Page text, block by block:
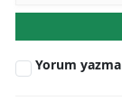
Yorum